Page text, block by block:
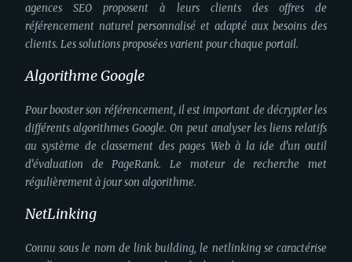
agences SEO proposent à leurs clients des offres de
référencement naturel personnalisé et adapté aux besoins des
clients. Les solutions proposées varient pour chaque portail.
Algorithme Google
Pour booster son référencement, il est important de décrypter les
différents algorithmes Google. On peut analyser les liens relatifs
au système de classement des pages Web à la ide d'un outil
d’évaluation de PageRank. Le moteur de recherche met
régulièrement à jour son algorithme.
NetLinking
Connu sous le nom de link building, le netlinking se caractérise